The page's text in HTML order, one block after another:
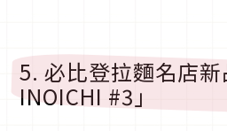
5. 必比登拉麵名店新
INOICHI #3」